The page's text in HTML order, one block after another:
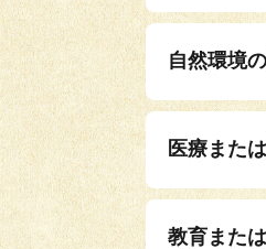
自然環境
医療また
教育また